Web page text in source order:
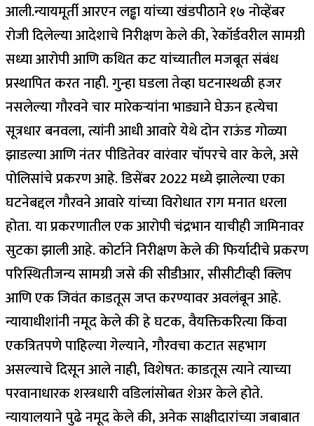
आली.न्यायमूर्ती आरएन लड्ढा यांच्या खंडपीठाने १७ नोव्हेंबर
रोजी दिलेल्या आदेशाचे निरीक्षण केले की, रेकॉर्डवरील सामग्री
सध्या आरोपी आणि कथित कट यांच्यातील मजबूत संबंध
प्रस्थापित करत नाही.गुन्हा घडला तेव्हा घटनास्थळी हजर
नसलेल्या गौरवने चार मारेकऱ्यांना भाड्याने घेऊन हत्येचा
सूत्रधार बनवला, त्यांनी आधी आवारे येथे दोन राऊंड गोळ्या
झाडल्या आणि नंतर पीडितेवर वारंवार चॉपरचे वार केले, असे
पोलिसांचे प्रकरण आहे.डिसेंबर 2022 मध्ये झालेल्या एका
घटनेबद्दल गौरवने आवारे यांच्या विरोधात राग मनात धरला
होता.या प्रकरणातील एक आरोपी चंद्रभान याचीही जामिनावर
सुटका झाली आहे.कोर्टाने निरीक्षण केले की फिर्यादीचे प्रकरण
परिस्थितीजन्य सामग्री जसे की सीडीआर, सीसीटीव्ही क्लिप
आणि एक जिवंत काडतूस जप्त करण्यावर अवलंबून आहे.
न्यायाधीशांनी नमूद केले की हे घटक, वैयक्तिकरित्या किंवा
एकत्रितपणे पाहिल्या गेल्याने, गौरवचा कटात सहभाग
असल्याचे दिसून आले नाही, विशेषत: काडतूस त्याने त्याच्या
परवानाधारक शस्त्रधारी वडिलांसोबत शेअर केले होते.
न्यायालयाने पुढे नमूद केले की, अनेक साक्षीदारांच्या जबाबात